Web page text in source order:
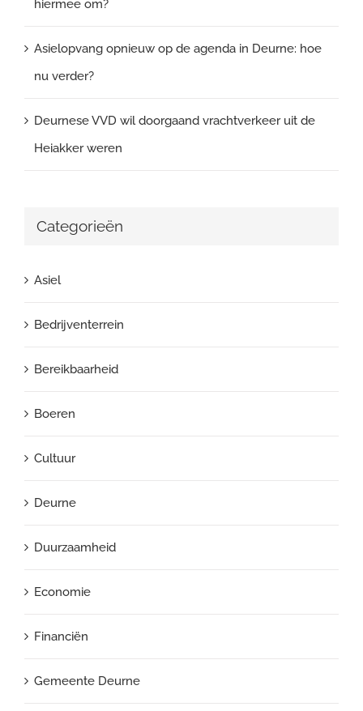
hiermee om?
Asielopvang opnieuw op de agenda in Deurne: hoe
nu verder?
Deurnese VVD wil doorgaand vrachtverkeer uit de
Heiakker weren
Categorieën
Asiel
Bedrijventerrein
Bereikbaarheid
Boeren
Cultuur
Deurne
Duurzaamheid
Economie
Financiën
Gemeente Deurne